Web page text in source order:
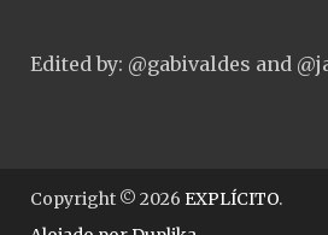
Edited by: @gabivaldes and
Copyright © 2026 EXPLÍCITO.